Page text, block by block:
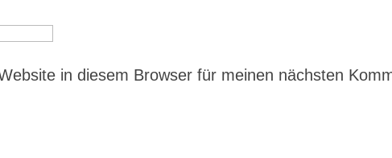
in diesem Browser für meinen nächsten